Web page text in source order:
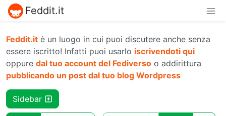
Feddit.it
Feddit.it è un luogo in cui puoi discutere anche senza
essere iscritto! Infatti puoi usarlo iscrivendoti qui
oppure dal tuo account del Fediverso o addirittura
pubblicando un post dal tuo blog Wordpress
Sidebar